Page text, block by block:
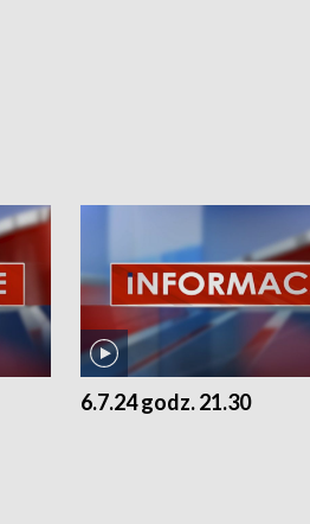
6.7.24 godz. 21.30